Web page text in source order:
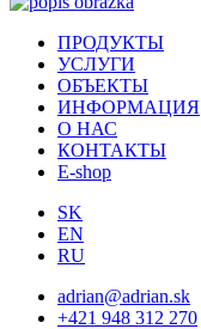
ПРОДУКТЫ
УСЛУГИ
ОБЪЕКТЫ
ИНФOРМАЦИЯ
О НАС
КОНТАКТЫ
E-shop
SK
EN
RU
adrian@adrian.sk
+421 948 312 270